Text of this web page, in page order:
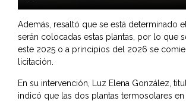
Además, resaltó que se está determinado
serán colocadas estas plantas, por lo que
este 2025 o a principios del 2026 se
licitación.
En su intervención, Luz Elena González,
indicó que las dos plantas termosolares en